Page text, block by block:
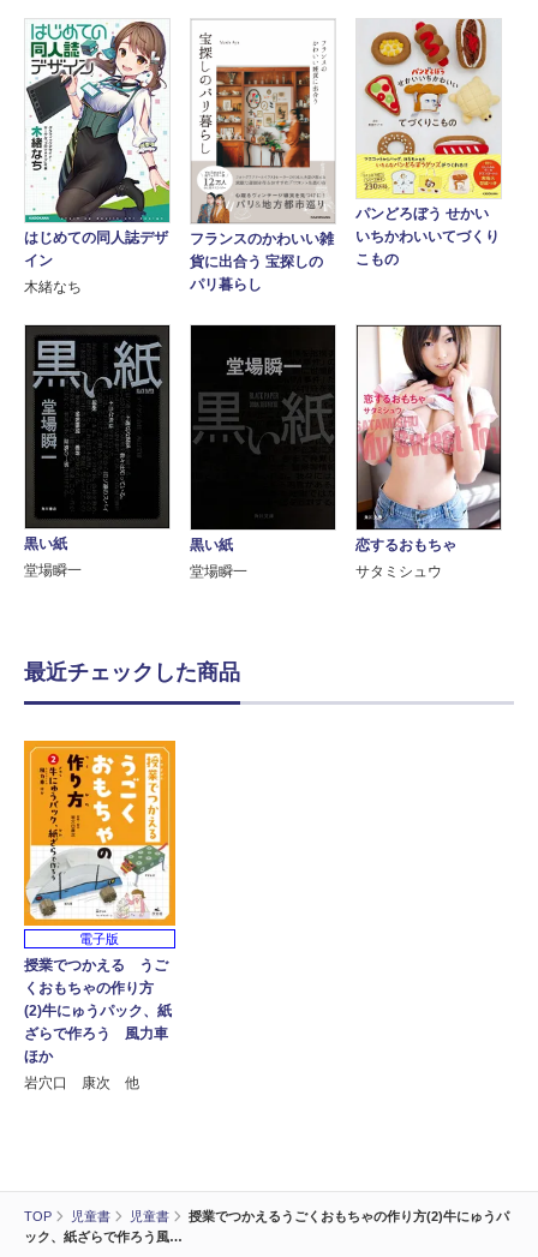
TOP 児童書 児童書
授業でつかえるうごくおもちゃの作り方(2)牛にゅうパ
ック、紙ざらで作ろう風…
はじめての同人誌デザ
イン
木緒なち
フランスのかわいい雑
貨に出合う 宝探しの
パリ暮らし
パンどろぼう せかい
いちかわいいてづくり
こもの
黒い紙
堂場瞬一
黒い紙
堂場瞬一
恋するおもちゃ
サタミシュウ
最近チェックした商品
電子版
授業でつかえる うご
くおもちゃの作り方
(2)牛にゅうパック、紙
ざらで作ろう 風力車
ほか
岩穴口 康次 他